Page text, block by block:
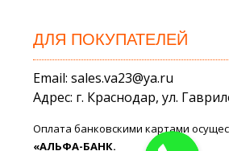
ДЛЯ ПОКУПАТЕЛЕЙ
Email: sales.va23@ya.ru
Адрес: г. Краснодар, ул.
Оплата банковскими картами
«АЛЬФА-БАНК.